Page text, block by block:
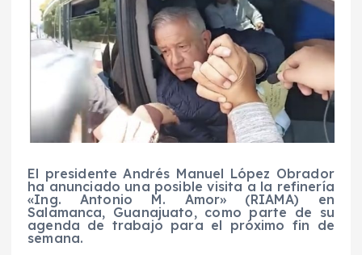
El presidente Andrés Manuel López Obrador
ha anunciado una posible visita a la refinería
«Ing. Antonio M. Amor» (RIAMA) en
Salamanca, Guanajuato, como parte de su
agenda de trabajo para el próximo fin de
semana.